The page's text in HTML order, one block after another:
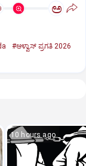
ಅ
#ಆಳ್ವಾಸ್‌ ಪ್ರಗತಿ 2026
10 hours ago